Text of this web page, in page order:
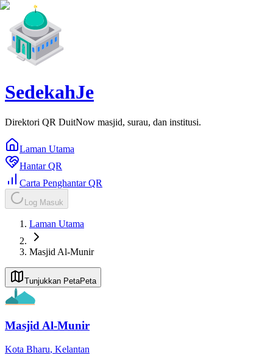
SedekahJe
Direktori QR DuitNow masjid, surau, dan institusi.
Laman Utama
Hantar QR
Carta Penghantar QR
Log Masuk
Laman Utama
Masjid Al-Munir
Tunjukkan PetaPeta
Masjid Al-Munir
Kota Bharu, Kelantan